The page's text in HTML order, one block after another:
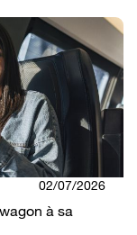
02/07/2026
à sa